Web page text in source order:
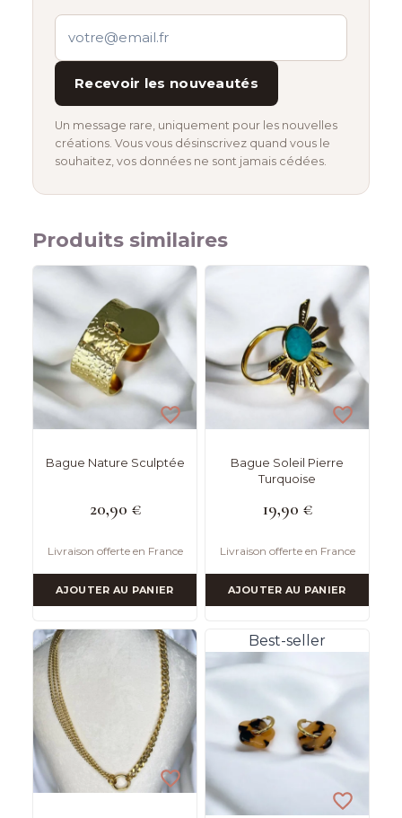
Recevoir les nouveautés
Un message rare, uniquement pour les nouvelles
créations. Vous vous désinscrivez quand vous le
souhaitez, vos données ne sont jamais cédées.
Produits similaires
Bague Nature Sculptée
20,90 €
Livraison offerte en France
AJOUTER AU PANIER
Bague Soleil Pierre
Turquoise
19,90 €
Livraison offerte en France
AJOUTER AU PANIER
Best-seller